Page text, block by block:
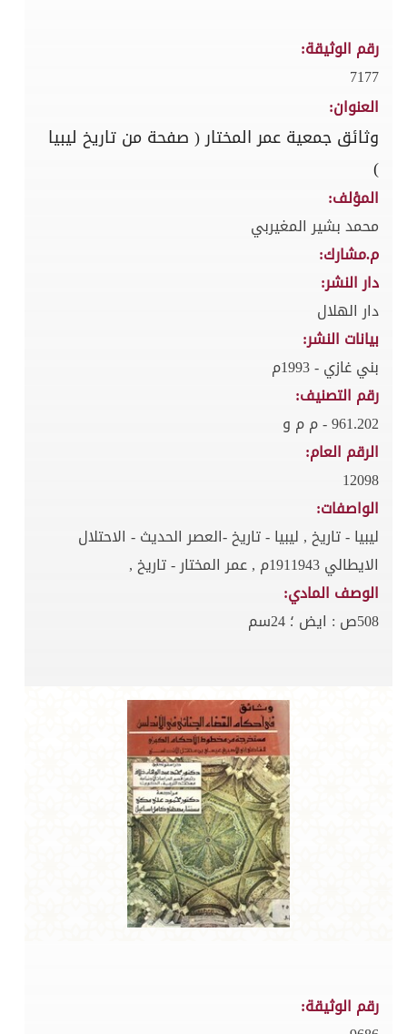
رقم الوثيقة:
7177
العنوان:
وثائق جمعية عمر المختار ( صفحة من تاريخ ليبيا
)
المؤلف:
محمد بشير المغيربي
م.مشارك:
دار النشر:
دار الهلال
بيانات النشر:
بني غازي - 1993م
رقم التصنيف:
961.202 - م م و
الرقم العام:
12098
الواصفات:
ليبيا - تاريخ , ليبيا - تاريخ -العصر الحديث - الاحتلال
الايطالي 1911943م , عمر المختار - تاريخ ,
الوصف المادي:
508ص : ايض ؛ 24سم
رقم الوثيقة: